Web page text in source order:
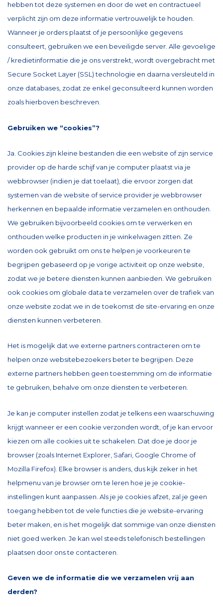
hebben tot deze systemen en door de wet en contractueel
verplicht zijn om deze informatie vertrouwelijk te houden.
Wanneer je orders plaatst of je persoonlijke gegevens
consulteert, gebruiken we een beveiligde server. Alle gevoelige
/ kredietinformatie die je ons verstrekt, wordt overgebracht met
Secure Socket Layer (SSL) technologie en daarna versleuteld in
onze databases, zodat ze enkel geconsulteerd kunnen worden
zoals hierboven beschreven.
Gebruiken we “cookies”?
Ja. Cookies zijn kleine bestanden die een website of zijn service
provider op de harde schijf van je computer plaatst via je
webbrowser (indien je dat toelaat), die ervoor zorgen dat
systemen van de website of service provider je webbrowser
herkennen en bepaalde informatie verzamelen en onthouden.
We gebruiken bijvoorbeeld cookies om te verwerken en
onthouden welke producten in je winkelwagen zitten. Ze
worden ook gebruikt om ons te helpen je voorkeuren te
begrijpen gebaseerd op je vorige activiteit op onze website,
zodat we je betere diensten kunnen aanbieden. We gebruiken
ook cookies om globale data te verzamelen over de trafiek van
onze website zodat we in de toekomst de site-ervaring en onze
diensten kunnen verbeteren.
Het is mogelijk dat we externe partners contracteren om te
helpen onze websitebezoekers beter te begrijpen. Deze
externe partners hebben geen toestemming om de informatie
te gebruiken, behalve om onze diensten te verbeteren.
Je kan je computer instellen zodat je telkens een waarschuwing
krijgt wanneer er een cookie verzonden wordt, of je kan ervoor
kiezen om alle cookies uit te schakelen. Dat doe je door je
browser (zoals Internet Explorer, Safari, Google Chrome of
Mozilla Firefox). Elke browser is anders, dus kijk zeker in het
helpmenu van je browser om te leren hoe je je cookie-
instellingen kunt aanpassen. Als je je cookies afzet, zal je geen
toegang hebben tot de vele functies die je website-ervaring
beter maken, en is het mogelijk dat sommige van onze diensten
niet goed werken. Je kan wel steeds telefonisch bestellingen
plaatsen door ons te contacteren.
Geven we de informatie die we verzamelen vrij aan
derden?